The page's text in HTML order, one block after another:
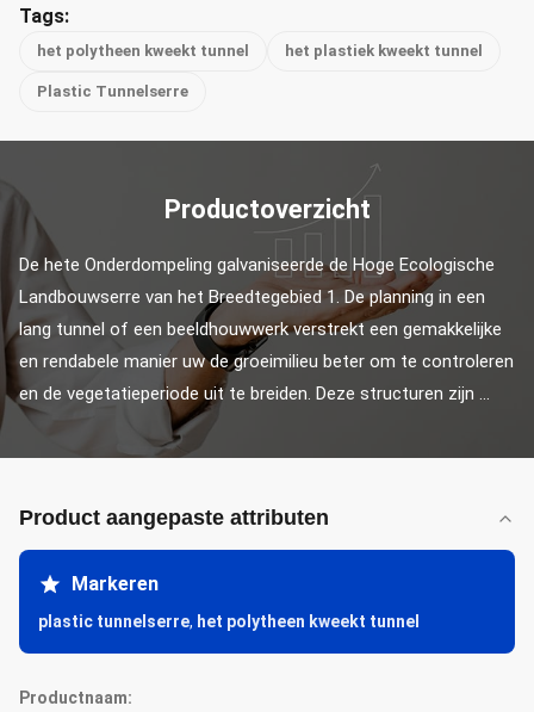
Tags:
het polytheen kweekt tunnel het plastiek kweekt tunnel
Plastic Tunnelserre
Productoverzicht
De hete Onderdompeling galvaniseerde de Hoge Ecologische
Landbouwserre van het Breedtegebied 1. De planning in een
lang tunnel of een beeldhouwwerk verstrekt een gemakkelijke
en rendabele manier uw de groeimilieu beter om te controleren
en de vegetatieperiode uit te breiden. Deze structuren zijn ...
Product aangepaste attributen
Markeren
plastic tunnelserre, het polytheen kweekt tunnel
Productnaam: